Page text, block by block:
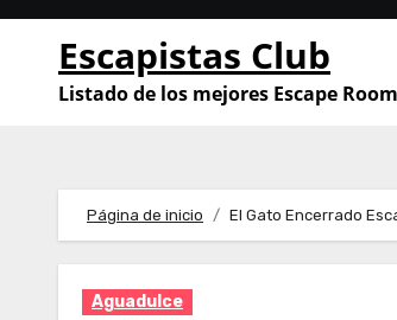
Saltar
contenido
Escapistas Club
Listado de los mejores Escape
Página de inicio El Gato Encerrado
Aguadulce